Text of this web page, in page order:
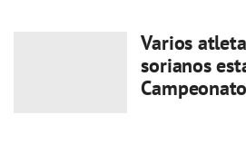
Varios
sorianos